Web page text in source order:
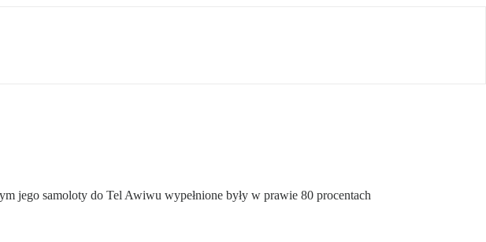
jego samoloty do Tel Awiwu wypełnione były w prawie 80 procentach